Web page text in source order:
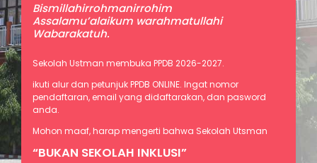
Bismillahirrohmanirrohim
Assalamu’alaikum warahmatullahi
Wabarakatuh.
Sekolah Ustman membuka PPDB 2026-2027.
ikuti alur dan petunjuk PPDB ONLINE. Ingat nomor
pendaftaran, email yang didaftarakan, dan pasword
anda.
Mohon maaf, harap mengerti bahwa Sekolah Utsman
“BUKAN SEKOLAH INKLUSI”